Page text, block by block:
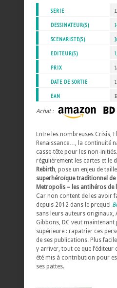
SERIE
DESSINATEUR(S)
SCENARISTE(S)
EDITEUR(S)
PRIX
DATE DE SORTIE
EAN
Achat :
Entre les nombreuses Crisis,
Renaissance…, la continuité
casse-tête pour les non-
régulièrement les cartes et le
Rebirth , pose un enjeu de
superhéroïque traditionnel de
Metropolis – les antihéros de
Car non content de les avoir
depuis 2012 dans le prequel
sans leurs auteurs originaux,
Gibbons, DC veut maintenant
supérieure : rapatrier ces
de ses publications. Plus
y arriver, tout ce que l’éditeur
été mis à contribution pour
ses pattes.